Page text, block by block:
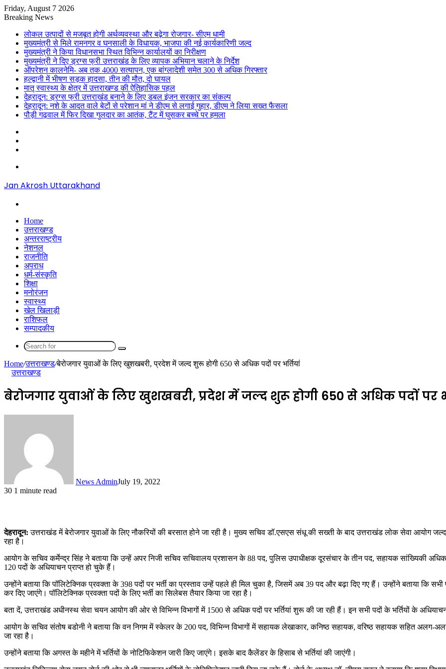
Friday, August 7 2026
Breaking News
लोकल उत्पादों से मजबूत होगी अर्थव्यवस्था और बढ़ेगा रोजगार- सीएम धामी
मुख्यमंत्री से मिले रामनगर व घनसाली के विधायक, भाजपा की नई कार्यकारिणी जल्द
मुख्यमंत्री ने किया विधानसभा स्थित विभिन्न कार्यालयों का निरीक्षण
मुख्यमंत्री ने दिए ड्रग्स फ्री उत्तराखंड के लिए व्यापक अभियान चलाने के निर्देश
ऑपरेशन कालनेमि- अब तक 4000 सत्यापन, एक बांग्लादेशी समेत 300 से अधिक गिरफ्तार
हल्द्वानी में भीषण सड़क हादसा, तीन की मौत, दो घायल
मातृ स्वास्थ्य के क्षेत्र में उत्तराखण्ड की ऐतिहासिक पहल
देहरादून: ड्रग्स फ्री उत्तराखंड बनाने के लिए डबल इंजन सरकार का संकल्प
देहरादून: नशे के आदत वाले बेटों से परेशान मां ने डीएम से लगाई गुहार, डीएम ने लिया सख्त फैसला
पौड़ी गढ़वाल में फिर दिखा गुलदार का आतंक, टैंट में घुसकर बच्चे पर हमला
Jan Akrosh Uttarakhand
Home
उत्तराखण्ड
अन्तरराष्ट्रीय
नेशनल
राजनीति
अपराध
धर्म-संस्कृति
शिक्षा
मनोरंजन
स्वास्थ्य
खेल खिलाड़ी
राशिफल
सम्पादकीय
Search
Home/उत्तराखण्ड/बेरोजगार युवाओं के लिए खुशखबरी, प्रदेश में जल्द शुरू होगी 650 से अधिक पदों पर भर्तियां
उत्तराखण्ड
बेरोजगार युवाओं के लिए खुशखबरी, प्रदेश में जल्द शुरू होगी 650 से अधिक पदों पर
News AdminJuly 19, 2022
30 1 minute read
देहरादून: उत्तराखंड में बेरोजगार युवाओं के लिए नौकरियों की बरसात होने जा रही है। मुख्य सचिव डॉ.एसएस संधू की सख्ती के बाद उत्तराखंड लोक सेवा आयोग
रहा है।
आयोग के सचिव कर्मेन्द्र सिंह ने बताया कि उन्हें अपर निजी सचिव सचिवालय प्रशासन के 88 पद, पुलिस उपाधीक्षक दूरसंचार के तीन पद, सहायक सांख्यिकी
120 पदों के अधियाचन प्राप्त हो चुके हैं।
उन्होंने बताया कि पॉलिटेक्निक प्रवक्ता के 398 पदों पर भर्ती का प्रस्ताव उन्हें पहले ही मिल चुका है, जिसमें अब 39 पद और बढ़ा दिए गए हैं। उन्होंने बताया कि
कर दिए जाएंगे। पॉलिटेक्निक प्रवक्ता पदों के लिए भर्ती का सिलेबस तैयार किया जा रहा है।
बता दें, उत्तराखंड अधीनस्थ सेवा चयन आयोग की ओर से विभिन्न विभागों में 1500 से अधिक पदों पर भर्तियां शुरू की जा रही हैं। इन सभी पदों के भर्तियों के
आयोग के सचिव संतोष बडोनी ने बताया कि वन निगम में स्केलर के 200 पद, विभिन्न विभागों में सहायक लेखाकार, कनिष्ठ सहायक, वरिष्ठ सहायक सहित अलग-
जा रहा है।
उन्होंने बताया कि अगस्त के महीने में भर्तियों के नोटिफिकेशन जारी किए जाएंगे। इसके बाद कैलेंडर के हिसाब से भर्तियां की जाएंगी।